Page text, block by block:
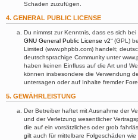
Schaden zuzufügen.
4. GENERAL PUBLIC LICENSE
Du nimmst zur Kenntnis, dass es sich bei
GNU General Public License v2“ (GPL)
Limited (www.phpbb.com) handelt;
deutschsprachige Community unter
haben keinen Einfluss auf die Art und
können insbesondere die Verwendung
untersagen oder auf Inhalte fremder
5. GEWÄHRLEISTUNG
Der Betreiber haftet mit Ausnahme der
und der Verletzung wesentlicher
die auf ein vorsätzliches oder grob
gilt auch für mittelbare Folgeschäden